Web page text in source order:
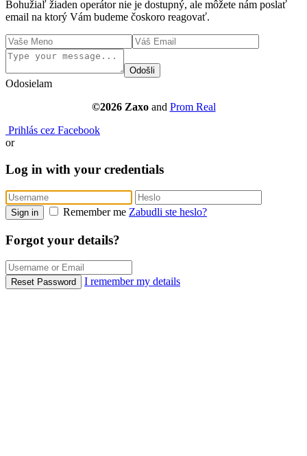
Bohužiaľ žiaden operátor nie je dostupný, ale môžete nám poslať
email na ktorý Vám budeme čoskoro reagovať.
Odošli
Odosielam
©2026 Zaxoand Prom Real
Prihlás cez Facebook
or
Log in with your credentials
Sign in Remember me Zabudli ste heslo?
Forgot your details?
Reset Password I remember my details